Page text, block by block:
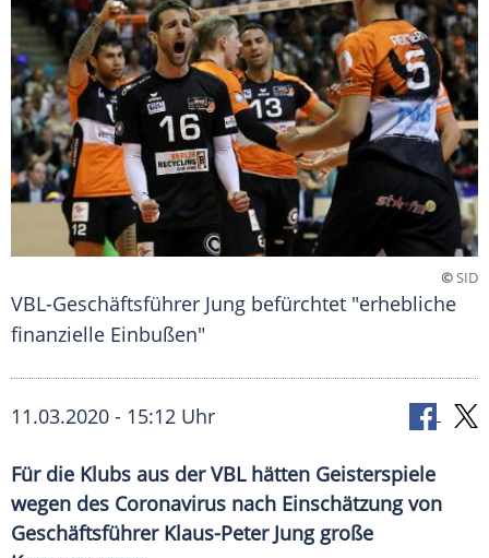
©SID
VBL-Geschäftsführer Jung befürchtet "erhebliche
finanzielle Einbußen"
11.03.2020 - 15:12 Uhr
Für die Klubs aus der VBL hätten Geisterspiele
wegen des Coronavirus nach Einschätzung von
Geschäftsführer Klaus-Peter Jung große